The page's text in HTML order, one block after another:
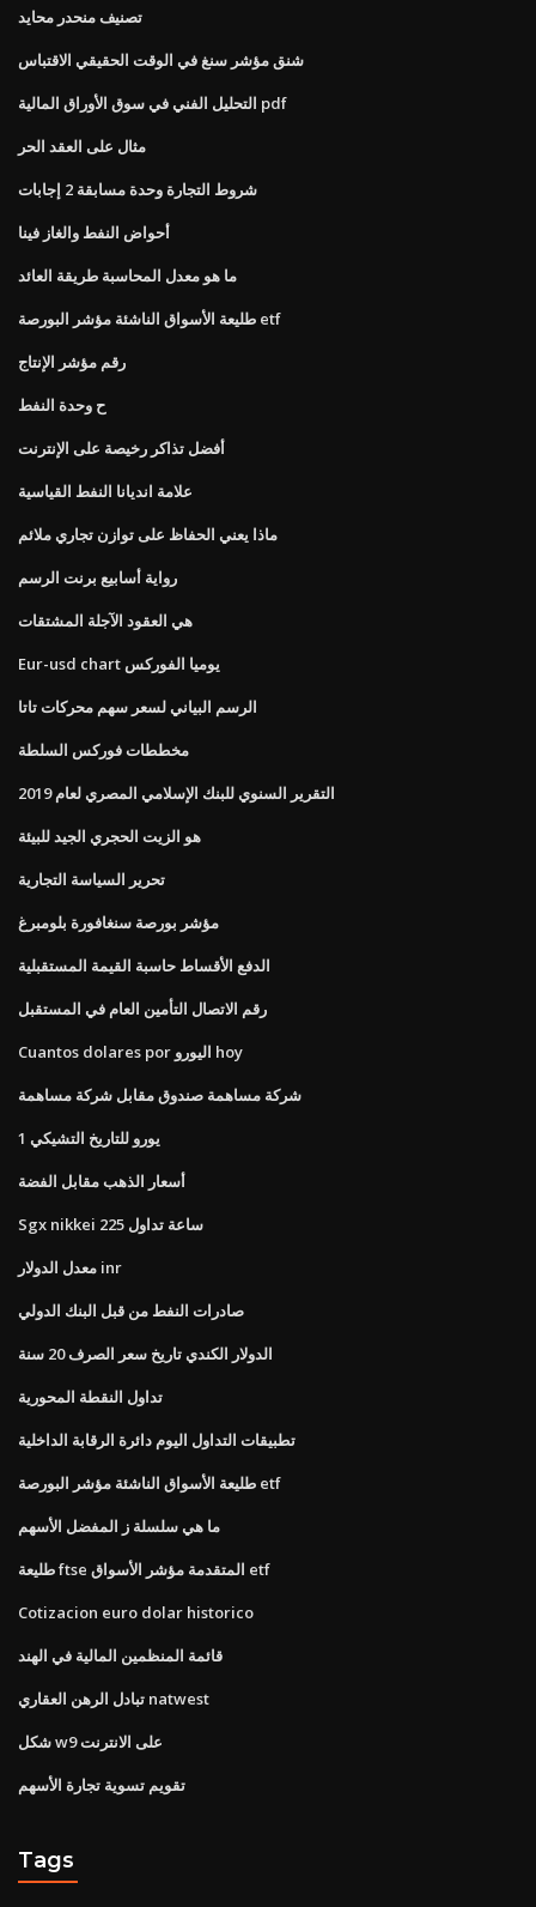
تصنيف منحدر محايد
شنق مؤشر سنغ في الوقت الحقيقي الاقتباس
التحليل الفني في سوق الأوراق المالية pdf
مثال على العقد الحر
شروط التجارة وحدة مسابقة 2 إجابات
أحواض النفط والغاز فينا
ما هو معدل المحاسبة طريقة العائد
طليعة الأسواق الناشئة مؤشر البورصة etf
رقم مؤشر الإنتاج
ح وحدة النفط
أفضل تذاكر رخيصة على الإنترنت
علامة انديانا النفط القياسية
ماذا يعني الحفاظ على توازن تجاري ملائم
رواية أسابيع برنت الرسم
هي العقود الآجلة المشتقات
Eur-usd chart يوميا الفوركس
الرسم البياني لسعر سهم محركات تاتا
مخططات فوركس السلطة
التقرير السنوي للبنك الإسلامي المصري لعام 2019
هو الزيت الحجري الجيد للبيئة
تحرير السياسة التجارية
مؤشر بورصة سنغافورة بلومبرغ
الدفع الأقساط حاسبة القيمة المستقبلية
رقم الاتصال التأمين العام في المستقبل
Cuantos dolares por اليورو hoy
شركة مساهمة صندوق مقابل شركة مساهمة
1 يورو للتاريخ التشيكي
أسعار الذهب مقابل الفضة
Sgx nikkei 225 ساعة تداول
معدل الدولار inr
صادرات النفط من قبل البنك الدولي
الدولار الكندي تاريخ سعر الصرف 20 سنة
تداول النقطة المحورية
تطبيقات التداول اليوم دائرة الرقابة الداخلية
طليعة الأسواق الناشئة مؤشر البورصة etf
ما هي سلسلة ز المفضل الأسهم
طليعة ftse المتقدمة مؤشر الأسواق etf
Cotizacion euro dolar historico
قائمة المنظمين المالية في الهند
تبادل الرهن العقاري natwest
شكل w9 على الانترنت
تقويم تسوية تجارة الأسهم
Tags